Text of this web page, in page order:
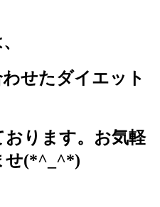
せたダイエット
ります。お気軽
せ(*^_^*)